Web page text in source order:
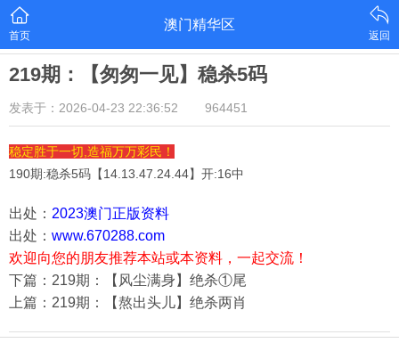
首页
澳门精华区
返回
219期：【匆匆一见】稳杀5码
发表于：2026-04-23 22:36:52 964451
稳定胜于一切,造福万万彩民！
190期:稳杀5码【14.13.47.24.44】开:16中
出处： 2023澳门正版资料
出处： www.670288.com
欢迎向您的朋友推荐本站或本资料，一起交流！
下篇：219期：【风尘满身】绝杀①尾
上篇：219期：【熬出头儿】绝杀两肖